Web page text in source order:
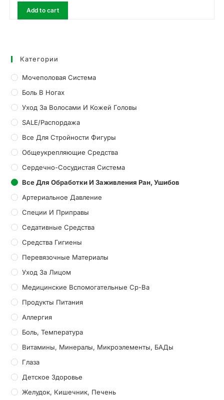
Add to cart
Категории
Мочеполовая Система
Боль В Ногах
Уход За Волосами И Кожей Головы
SALE/Распордажа
Все Для Стройности Фигуры
Общеукрепляющие Средства
Сердечно-Сосудистая Система
Все Для Обработки И Заживления Ран, Ушибов
Артериальное Давление
Специи И Приправы
Седативные Средства
Средства Гигиены
Перевязочные Материалы
Уход За Лицом
Медицинские Вспомогательные Ср-Ва
Продукты Питания
Аллергия
Боль, Температура
Витамины, Минералы, Микроэлементы, БАДы
Глаза
Детское Здоровье
Желудок, Кишечник, Печень